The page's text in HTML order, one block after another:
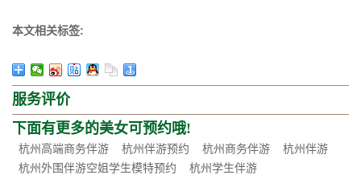
本文相关标签:
服务评价
下面有更多的美女可预约哦!
杭州高端商务伴游 杭州伴游预约 杭州商务伴游
杭州伴游
杭州外围伴游空姐学生模特预约
杭州学生伴游